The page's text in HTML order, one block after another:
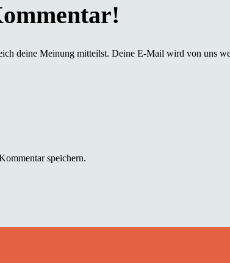
deine Meinung mitteilst. Deine E-Mail wird von uns
speichern.